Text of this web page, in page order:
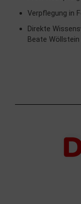
Verpflegung in
Direkte
Beate Wöllstein